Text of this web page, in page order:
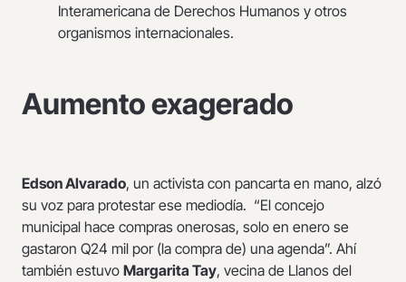
Interamericana de Derechos Humanos y otros
organismos internacionales.
Aumento exagerado
Edson Alvarado, un activista con pancarta en mano, alzó
su voz para protestar ese mediodía. “El concejo
municipal hace compras onerosas, solo en enero se
gastaron Q24 mil por (la compra de) una agenda”. Ahí
también estuvo Margarita Tay, vecina de Llanos del